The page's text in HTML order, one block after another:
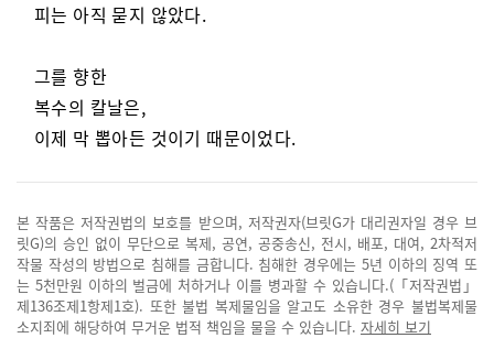
피는 아직 묻지 않았다.
그를 향한
복수의 칼날은,
이제 막 뽑아든 것이기 때문이었다.
본 작품은 저작권법의 보호를 받으며, 저작권자(브릿G가 대리권자일 경우 브
릿G)의 승인 없이 무단으로 복제, 공연, 공중송신, 전시, 배포, 대여, 2차적저
작물 작성의 방법으로 침해를 금합니다. 침해한 경우에는 5년 이하의 징역 또
는 5천만원 이하의 벌금에 처하거나 이를 병과할 수 있습니다.(「저작권법」
제136조제1항제1호). 또한 불법 복제물임을 알고도 소유한 경우 불법복제물
소지죄에 해당하여 무거운 법적 책임을 물을 수 있습니다. 자세히 보기